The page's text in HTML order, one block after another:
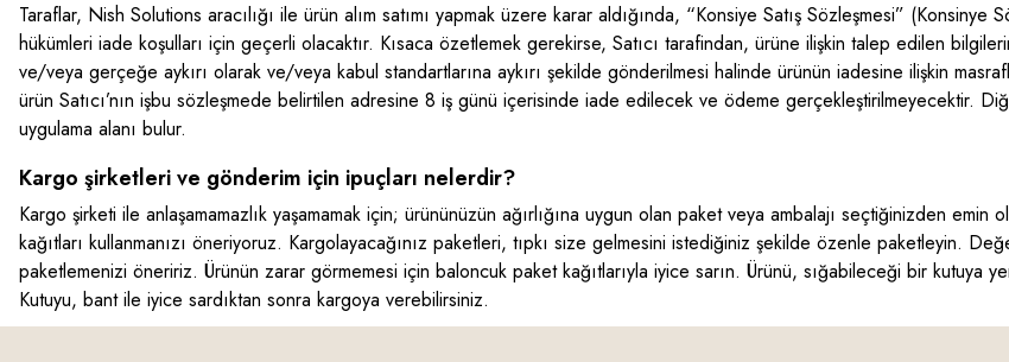
Taraflar, Nish Solutions aracılığı ile ürün alım satımı yapmak üzere karar aldığında, “Konsiye Satış Sözleşmesi”
hükümleri iade koşulları için geçerli olacaktır. Kısaca özetlemek gerekirse, Satıcı tarafindan, ürüne ilişkin talep edilen
ve/veya gerçeğe aykırı olarak ve/veya kabul standartlarına aykırı şekilde gönderilmesi halinde ürünün iadesine ilişkin
ürün Satıcı’nın işbu sözleşmede belirtilen adresine 8 iş günü içerisinde iade edilecek ve ödeme gerçekleştirilmeyecektir.
uygulama alanı bulur.
Kargo şirketleri ve gönderim için ipuçları nelerdir?
Kargo şirketi ile anlaşamamazlık yaşamamak için; ürününüzün ağırlığına uygun olan paket veya ambalajı seçtiğinizden
kağıtları kullanmanızı öneriyoruz. Kargolayacağınız paketleri, tıpkı size gelmesini istediğiniz şekilde özenle paketleyin.
paketlemenizi öneririz. Ürünün zarar görmemesi için baloncuk paket kağıtlarıyla iyice sarın. Ürünü, sığabileceği bir kutuya
Kutuyu, bant ile iyice sardıktan sonra kargoya verebilirsiniz.